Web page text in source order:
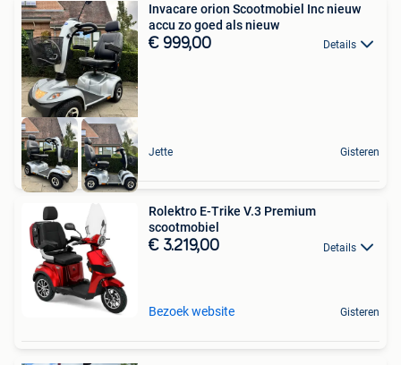
Invacare orion Scootmobiel Inc nieuw
accu zo goed als nieuw
€ 999,00 Details
Jette Gisteren
Rolektro E-Trike V.3 Premium
scootmobiel
€ 3.219,00 Details
Bezoek website Gisteren